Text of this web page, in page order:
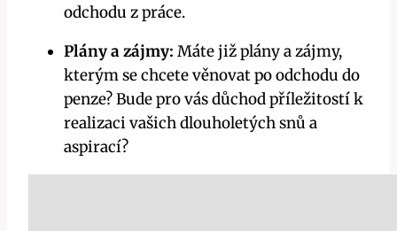
odchodu z práce.
Plány a zájmy: Máte již plány a zájmy,
kterým se chcete věnovat po odchodu do
penze? Bude pro vás důchod příležitostí k
realizaci vašich dlouholetých snů a
aspirací?